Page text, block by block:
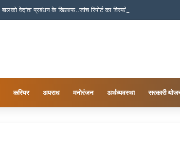
बालको वेदांता प्रबंधन के खिलाफ..जांच रिपोर्ट का विस्फोटक खुलासा!
करियर अपराध मनोरंजन अर्थव्यवस्था सरकारी